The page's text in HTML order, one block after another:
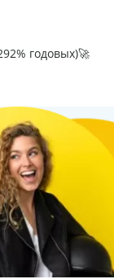
годовых)🚀